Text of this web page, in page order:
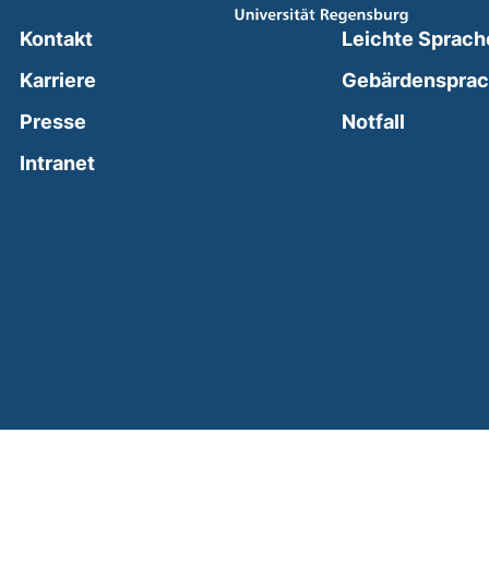
Kontakt
Karriere
Presse
Intranet(external link, opens in a new window)
Leichte
Notfall